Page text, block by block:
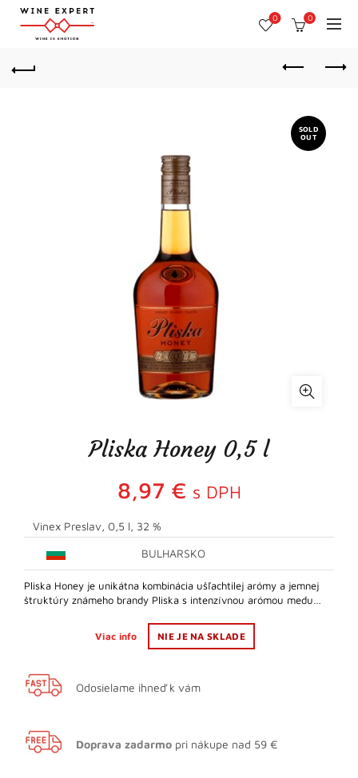
0 0
SOLD
OUT
Pliska Honey 0,5 l
8,97 € s DPH
Vinex Preslav, 0,5 l, 32 %
BULHARSKO
Pliska Honey je unikátna kombinácia ušľachtilej arómy a jemnej
štruktúry známeho brandy Pliska s intenzívnou arómou medu…
Viac info NIE JE NA SKLADE
Odosielame ihneď k vám
Doprava zadarmo pri nákupe nad 59 €